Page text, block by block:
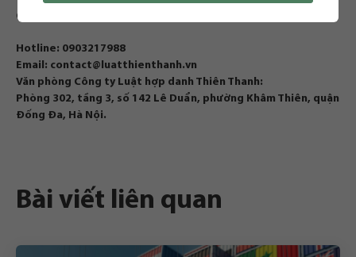
Quý khách hàng có nhu cầu vui lòng liên hệ trực tiếp qua:
Hotline: 0903217988
Email: contact@luatthienthanh.vn
Văn phòng Công ty Luật hợp danh Thiên Thanh:
Phòng 302, tầng 3, số 142 Lê Duẩn, phường Khâm Thiên, quận
Đống Đa, Hà Nội.
Bài viết liên quan